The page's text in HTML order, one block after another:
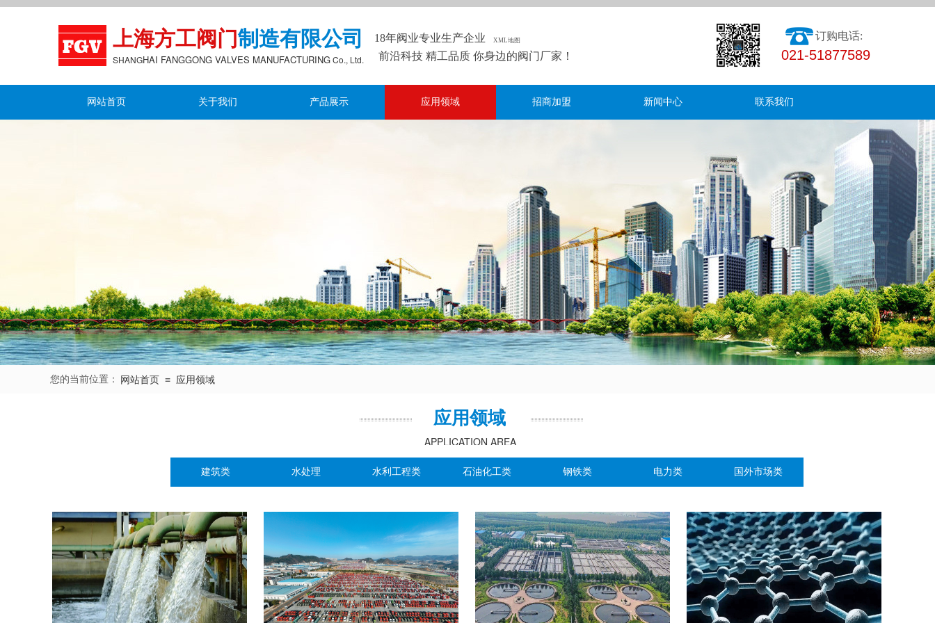
上海方工阀门制造有限公司
SHANGHAI FANGGONG VALVES MANUFACTURINGCo., Ltd. 021-51877589
订购电话:
18年阀业专业生产企业
前沿科技 精工品质 你身边的阀门厂家！
XML地图
网站首页 关于我们 产品展示 应用领域 招商加盟 新闻中心 联系我们
网站首页 ≡ 应用领域
您的当前位置：​​​​
应用领域
APPLICATION AREA
建筑类 水处理 水利工程类 石油化工类 钢铁类 电力类 国外市场类